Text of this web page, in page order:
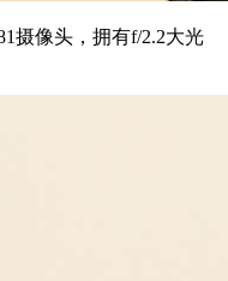
摄像头，拥有f/2.2大光